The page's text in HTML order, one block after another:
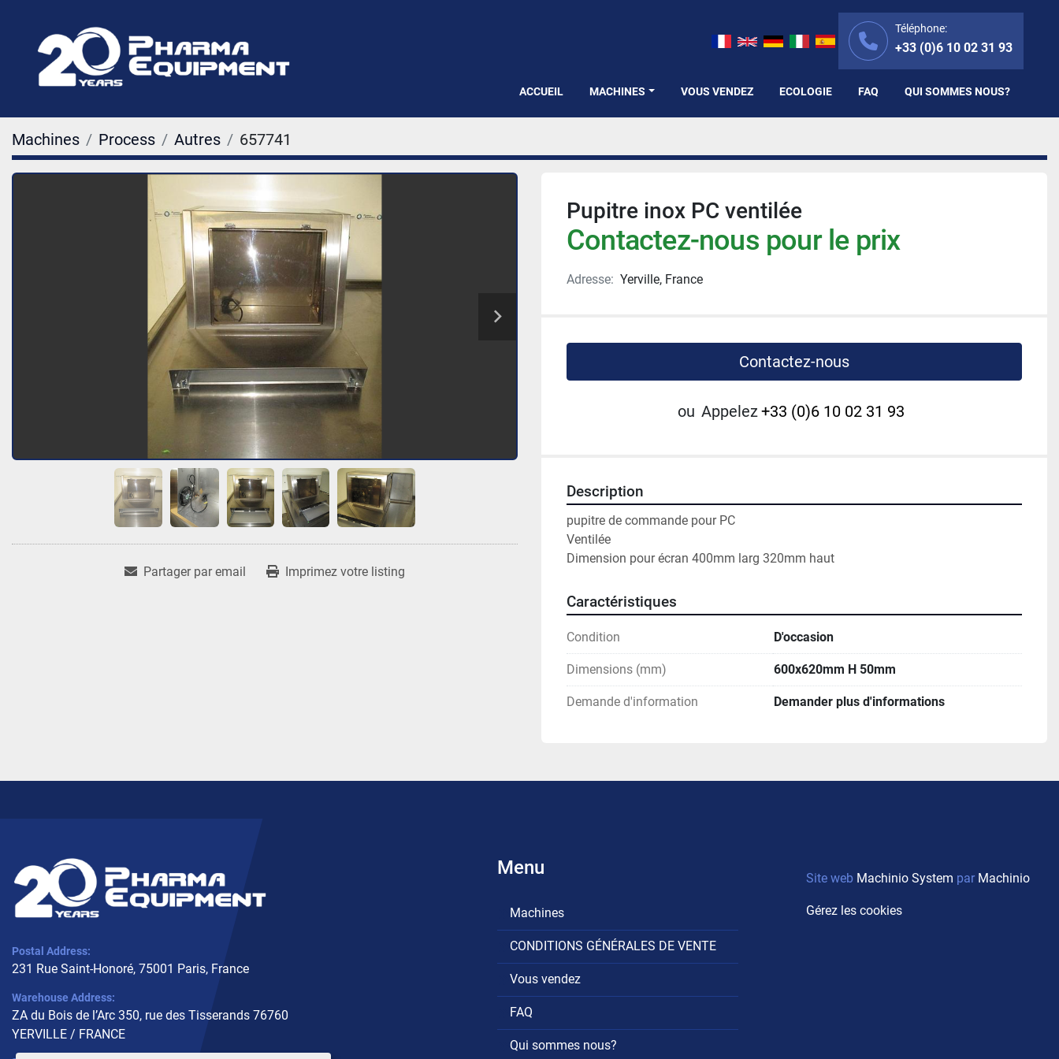
Téléphone:
+33 (0)6 10 02 31 93
ACCUEIL MACHINES VOUS VENDEZ ECOLOGIE FAQ QUI SOMMES NOUS?
Machines Process Autres 657741
Partager par email Imprimez votre listing
Pupitre inox PC ventilée
Contactez-nous pour le prix
Adresse: Yerville, France
Contactez-nous
ou Appelez+33 (0)6 10 02 31 93
Description
pupitre de commande pour PC
Ventilée
Dimension pour écran 400mm larg 320mm haut
Caractéristiques
Condition D'occasion
Dimensions (mm) 600x620mm H 50mm
Demande d'information Demander plus d'informations
Postal Address:
231 Rue Saint-Honoré, 75001 Paris, France
Warehouse Address:
ZA du Bois de l’Arc 350, rue des Tisserands 76760
YERVILLE / FRANCE
Menu
Machines
CONDITIONS GÉNÉRALES DE VENTE
Vous vendez
FAQ
Qui sommes nous?
Site web Machinio System par Machinio
Gérez les cookies